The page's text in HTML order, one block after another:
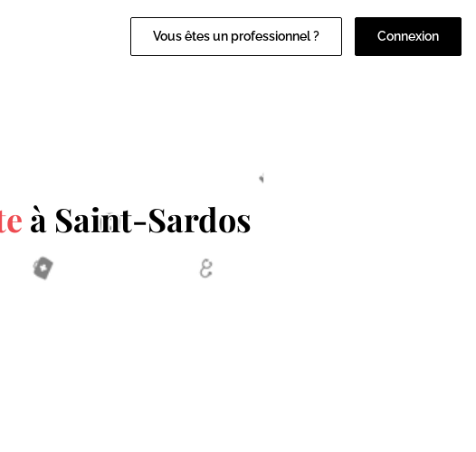
Vous êtes un professionnel ? Connexion
à Saint-Sardos